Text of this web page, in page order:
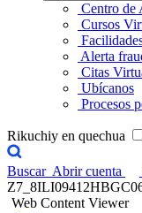
Centro de
Cursos
Alerta
Citas
Ubícanos
Procesos
Rikuchiy en quechua
Buscar Abrir cuenta
Web Content Viewer